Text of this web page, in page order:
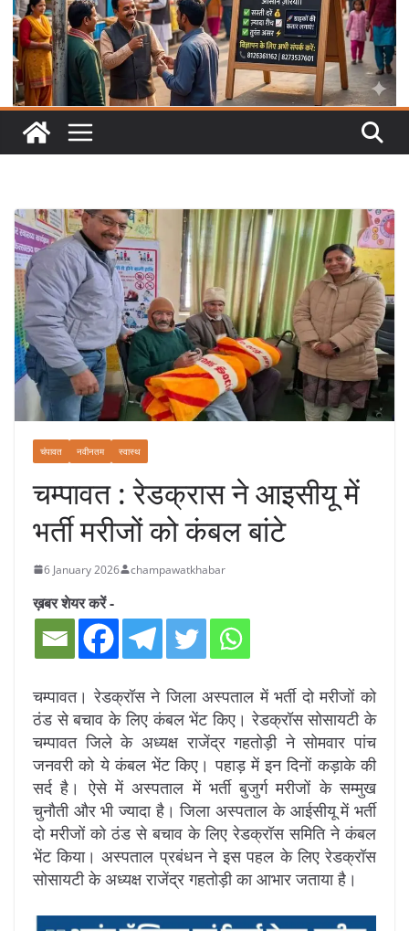
चंपावत नवीनतम स्वास्थ
चम्पावत : रेडक्रास ने आइसीयू में
भर्ती मरीजों को कंबल बांटे
6 January 2026 champawatkhabar
ख़बर शेयर करें -
चम्पावत। रेडक्रॉस ने जिला अस्पताल में भर्ती दो मरीजों को
ठंड से बचाव के लिए कंबल भेंट किए। रेडक्रॉस सोसायटी के
चम्पावत जिले के अध्यक्ष राजेंद्र गहतोड़ी ने सोमवार पांच
जनवरी को ये कंबल भेंट किए। पहाड़ में इन दिनों कड़ाके की
सर्द है। ऐसे में अस्पताल में भर्ती बुजुर्ग मरीजों के सम्मुख
चुनौती और भी ज्यादा है। जिला अस्पताल के आईसीयू में भर्ती
दो मरीजों को ठंड से बचाव के लिए रेडक्रॉस समिति ने कंबल
भेंट किया। अस्पताल प्रबंधन ने इस पहल के लिए रेडक्रॉस
सोसायटी के अध्यक्ष राजेंद्र गहतोड़ी का आभार जताया है।